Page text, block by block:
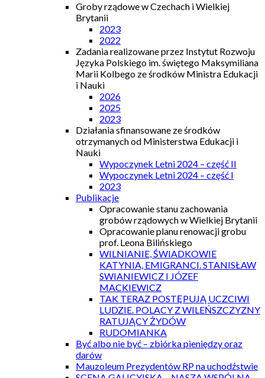
Groby rządowe w Czechach i Wielkiej
Brytanii
2023
2022
Zadania realizowane przez Instytut Rozwoju
Języka Polskiego im. świętego Maksymiliana
Marii Kolbego ze środków Ministra Edukacji
i Nauki
2026
2025
2023
Działania sfinansowane ze środków
otrzymanych od Ministerstwa Edukacji i
Nauki
Wypoczynek Letni 2024 – część II
Wypoczynek Letni 2024 – część I
2023
Publikacje
Opracowanie stanu zachowania
grobów rządowych w Wielkiej Brytanii
Opracowanie planu renowacji grobu
prof. Leona Bilińskiego
WILNIANIE, ŚWIADKOWIE
KATYNIA, EMIGRANCI. STANISŁAW
SWIANIEWICZ I JÓZEF
MACKIEWICZ
TAK TERAZ POSTĘPUJĄ UCZCIWI
LUDZIE. POLACY Z WILEŃSZCZYZNY
RATUJĄCY ŻYDÓW
RUDOMIANKA
Być albo nie być – zbiórka pieniędzy oraz
darów
Mauzoleum Prezydentów RP na uchodźstwie